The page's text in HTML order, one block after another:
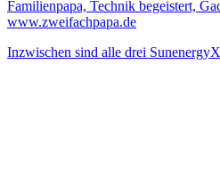
Familienpapa, Technik begeistert,
www.zweifachpapa.de
Inzwischen sind alle drei